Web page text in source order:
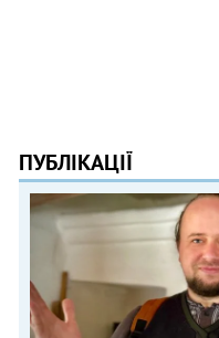
ПУБЛІКАЦІЇ